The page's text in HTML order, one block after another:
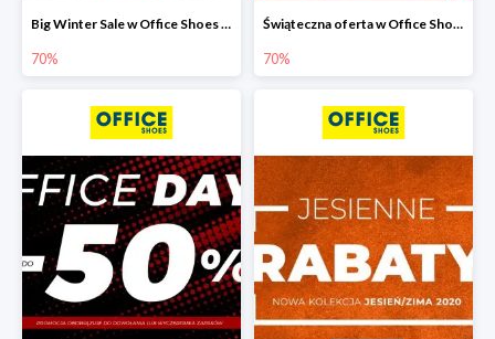
Big Winter Sale w Office Shoes do -70%
70%
Świąteczna oferta w Office Shoes do -70%
70%